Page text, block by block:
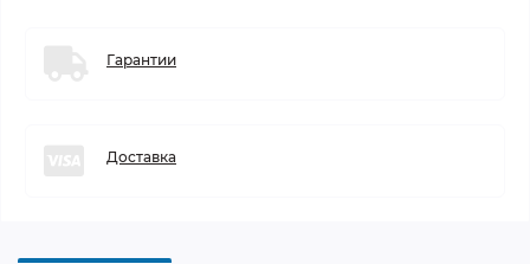
Гарантии
Доставка